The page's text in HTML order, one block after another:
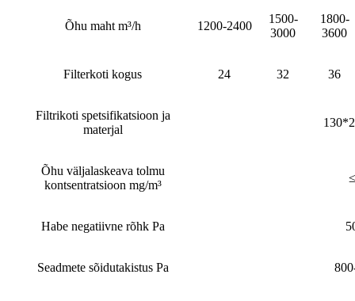
Õhu maht m³/h 1200-2400
1500-
3000
1800-
3600
Filterkoti kogus 24 32 36
Filtrikoti spetsifikatsioon ja
materjal
Õhu väljalaskeava tolmu
kontsentratsioon mg/m³
Habe negatiivne rõhk Pa
Seadmete sõidutakistus Pa